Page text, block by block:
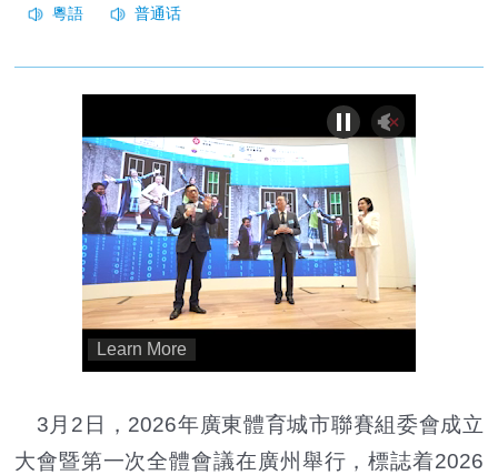
3月2日，2026年廣東體育城市聯賽組委會成立
大會暨第一次全體會議在廣州舉行，標誌着2026